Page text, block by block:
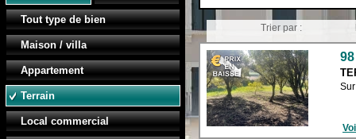
Tout type de bien
Maison / villa
Appartement
Terrain
Local commercial
Trier par :